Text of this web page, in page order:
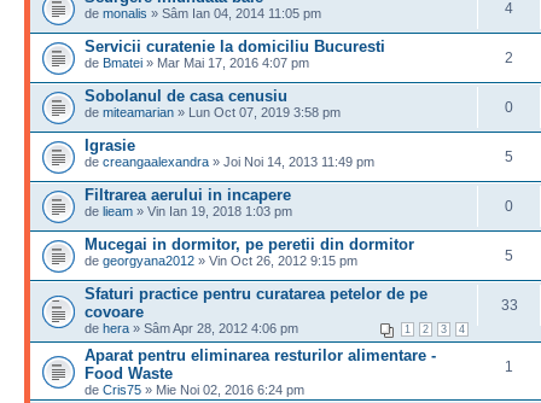
de monalis » Sâm Ian 04, 2014 11:05 pm 4
Servicii curatenie la domiciliu Bucuresti
de Bmatei » Mar Mai 17, 2016 4:07 pm 2
Sobolanul de casa cenusiu
de miteamarian » Lun Oct 07, 2019 3:58 pm 0
Igrasie
de creangaalexandra » Joi Noi 14, 2013 11:49 pm 5
Filtrarea aerului in incapere
de lieam » Vin Ian 19, 2018 1:03 pm 0
Mucegai in dormitor, pe peretii din dormitor
de georgyana2012 » Vin Oct 26, 2012 9:15 pm 5
Sfaturi practice pentru curatarea petelor de pe
covoare
1 2 3 4
de hera » Sâm Apr 28, 2012 4:06 pm
33
Aparat pentru eliminarea resturilor alimentare -
Food Waste
de Cris75 » Mie Noi 02, 2016 6:24 pm
1